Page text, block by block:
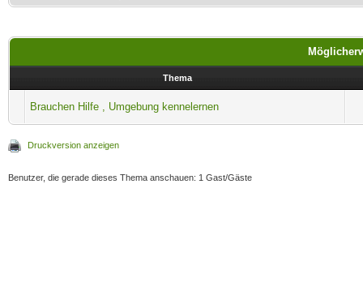
Thema
Brauchen Hilfe , Umgebung kennelernen
Druckversion anzeigen
Benutzer, die gerade dieses Thema anschauen: 1 Gast/Gäste